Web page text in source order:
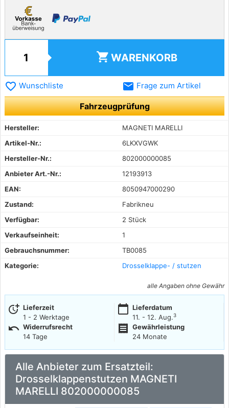
shopping_cart WARENKORB
favorite_border Wunschliste email Frage zum Artikel
Fahrzeugprüfung
Hersteller:
MAGNETI MARELLI
Artikel-Nr.:
6LKXVGWK
Hersteller-Nr.:
802000000085
Anbieter Art.-Nr.:
12193913
EAN:
8050947000290
Zustand:
Fabrikneu
Verfügbar:
2 Stück
Verkaufseinheit:
1
Gebrauchsnummer:
TB0085
Kategorie:
Drosselklappe- / stutzen
alle Angaben ohne Gewähr
more_time Lieferzeit
1 - 2 Werktage
calendar_today Lieferdatum
11. - 12. Aug.3
undo Widerrufsrecht
14 Tage
receipt
Gewährleistung
24 Monate
Alle Anbieter zum Ersatzteil:
Drosselklappenstutzen MAGNETI
MARELLI 802000000085